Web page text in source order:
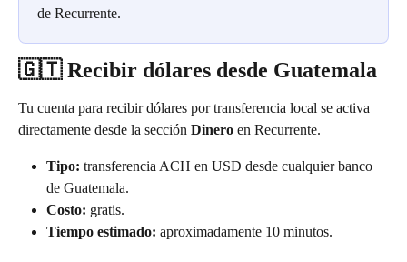
de Recurrente.
🇬🇹 Recibir dólares desde Guatemala
Tu cuenta para recibir dólares por transferencia local se activa
directamente desde la sección Dinero en Recurrente.
Tipo: transferencia ACH en USD desde cualquier banco
de Guatemala.
Costo: gratis.
Tiempo estimado: aproximadamente 10 minutos.